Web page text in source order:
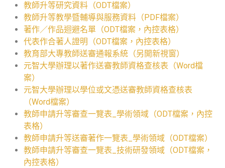
教師升等研究資料（ODT檔案）
教師升等教學暨輔導與服務資料（PDF檔案）
著作／作品迴避名單（ODT檔案，內控表格）
代表作合著人證明（ODT檔案，內控表格）
教育部大專教師送審通報系統（另開新視窗）
元智大學辦理以著作送審教師資格查核表（Word檔
案）
元智大學辦理以學位或文憑送審教師資格查核表
（Word檔案）
教師申請升等審查一覽表_學術領域（ODT檔案，內控
表格）
教師申請升等送審著作一覽表_學術領域（ODT檔案）
教師申請升等審查一覽表_技術研發領域（ODT檔案，
內控表格）